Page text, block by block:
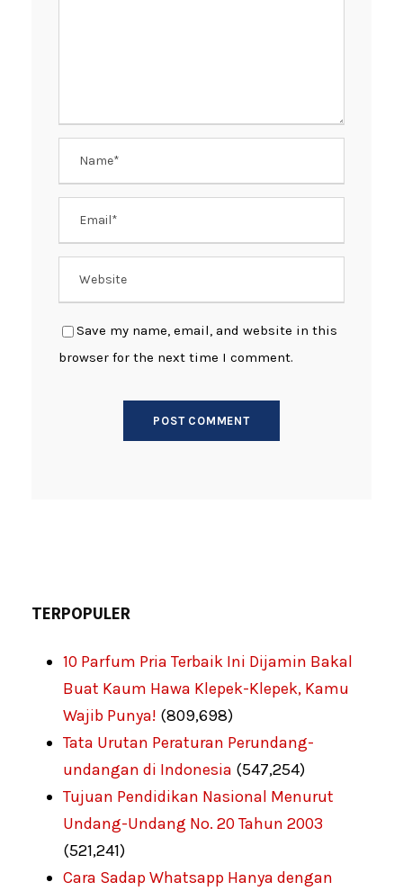
Save my name, email, and website in this
browser for the next time I comment.
TERPOPULER
10 Parfum Pria Terbaik Ini Dijamin Bakal
Buat Kaum Hawa Klepek-Klepek, Kamu
Wajib Punya! (809,698)
Tata Urutan Peraturan Perundang-
undangan di Indonesia (547,254)
Tujuan Pendidikan Nasional Menurut
Undang-Undang No. 20 Tahun 2003
(521,241)
Cara Sadap Whatsapp Hanya dengan